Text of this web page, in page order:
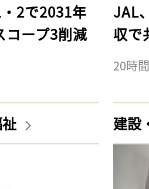
2で2031年
コープ3削減
JAL
収で
20時
建設